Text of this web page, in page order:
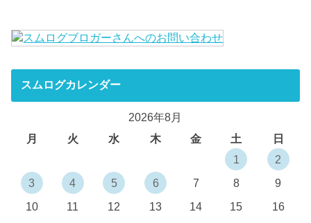
スムログカレンダー
2026年8月
月
火 水 木 金 土
日
1
2
3
4 5 6 7 8
9
10
11 12 13 14 15
16